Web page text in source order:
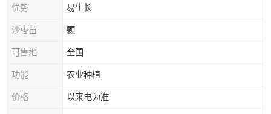
优势 易生长
沙枣苗 颗
可售地 全国
功能 农业种植
价格 以来电为准